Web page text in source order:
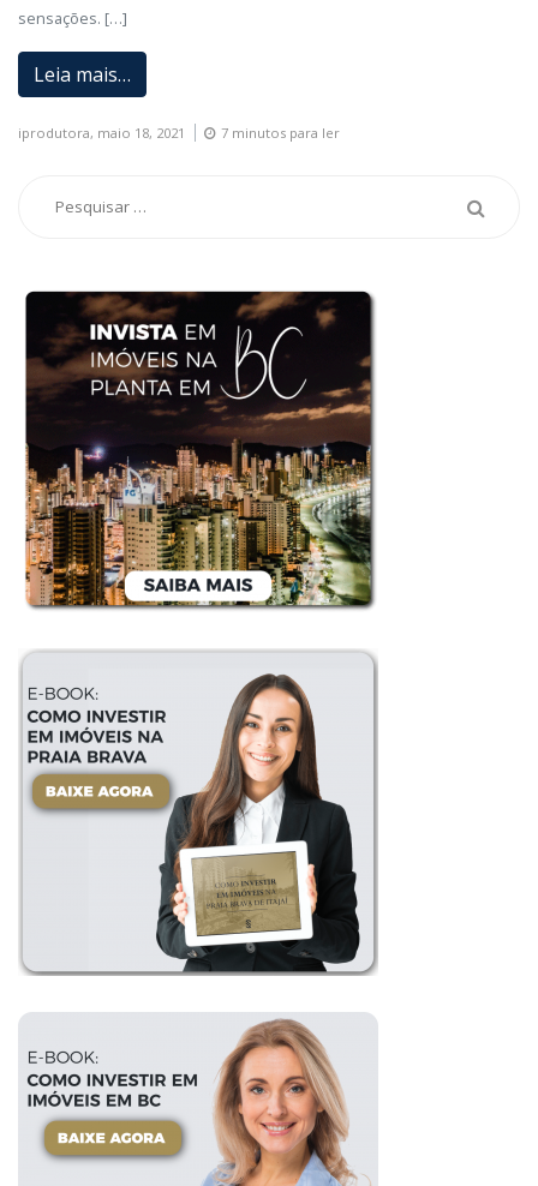
sensações. […]
Leia mais…
iprodutora, maio 18, 2021 7 minutos para ler